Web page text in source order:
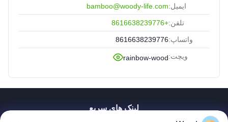
ایمیل:bamboo@woody-life.com
تلفن:+8616638239776
واتساپ:8616638239776
ویچت:rainbow-wood
لینک های سریع